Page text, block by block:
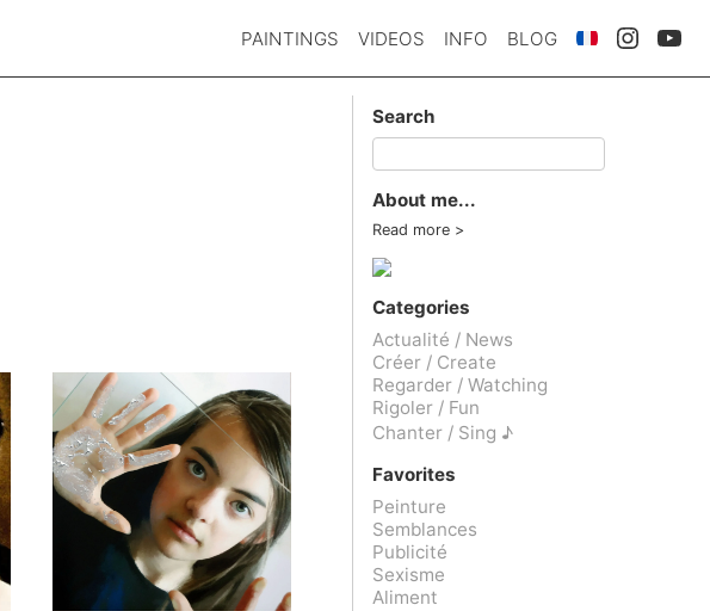
PAINTINGS VIDEOS INFO BLOG
Search
About me...
Read more
Categories
Actualité / News
Créer / Create
Regarder / Watching
Rigoler / Fun
Chanter / Sing ♪
Favorites
Peinture
Semblances
Publicité
Sexisme
Aliment